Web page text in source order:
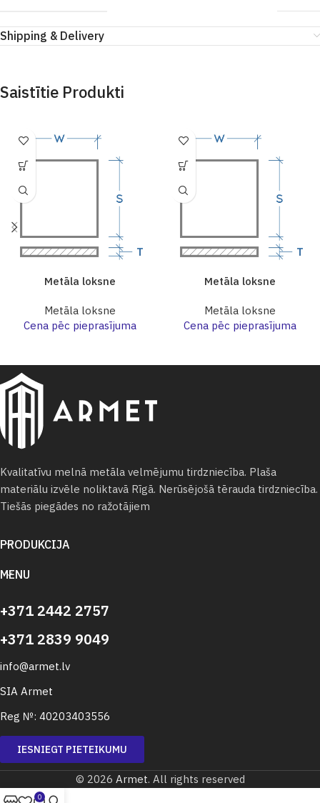
Shipping & Delivery
Saistītie Produkti
Metāla loksne
Metāla loksne
Cena pēc pieprasījuma
Metāla loksne
Metāla loksne
Cena pēc pieprasījuma
Kvalitatīvu melnā metāla velmējumu tirdzniecība. Plaša
materiālu izvēle noliktavā Rīgā. Nerūsējošā tērauda tirdzniecība.
Tiešās piegādes no ražotājiem
PRODUKCIJA
MENU
+371 2442 2757
+371 2839 9049
info@armet.lv
SIA Armet
Reg №: 40203403556
IESNIEGT PIETEIKUMU
© 2026 Armet. All rights reserved
0